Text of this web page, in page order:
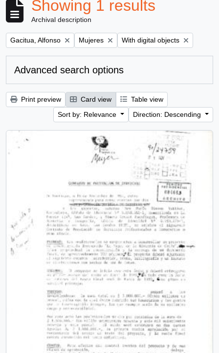
Showing 1 results
Archival description
Remove filter:
Gacitua, Alfonso Remove filter:
Mujeres Remove filter:
With digital objects
Advanced search options
Print preview Card view
Table view
Sort by: Relevance
Direction: Descending